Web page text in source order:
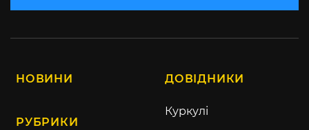
НОВИНИ
РУБРИКИ
ДОВІДНИКИ
Куркулі